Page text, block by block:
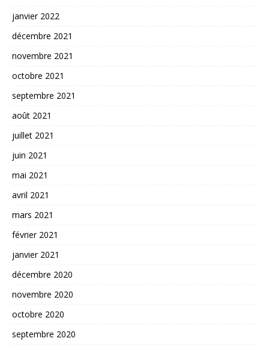
janvier 2022
décembre 2021
novembre 2021
octobre 2021
septembre 2021
août 2021
juillet 2021
juin 2021
mai 2021
avril 2021
mars 2021
février 2021
janvier 2021
décembre 2020
novembre 2020
octobre 2020
septembre 2020